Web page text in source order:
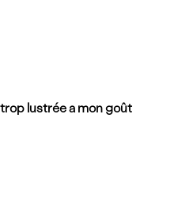
lustrée a mon goût